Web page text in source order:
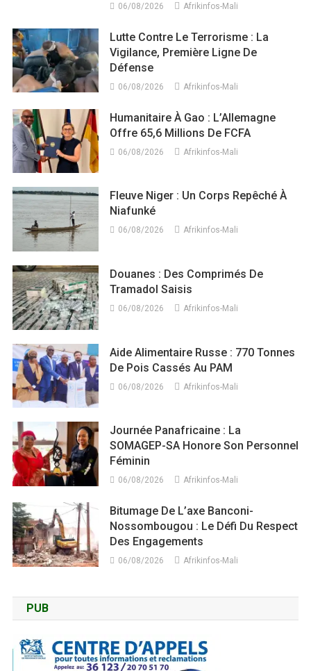
06/08/2026 Afrikinfos-Mali
Lutte Contre Le Terrorisme : La
Vigilance, Première Ligne De
Défense
06/08/2026 Afrikinfos-Mali
Humanitaire À Gao : L’Allemagne
Offre 65,6 Millions De FCFA
06/08/2026 Afrikinfos-Mali
Fleuve Niger : Un Corps Repêché À
Niafunké
06/08/2026 Afrikinfos-Mali
Douanes : Des Comprimés De
Tramadol Saisis
06/08/2026 Afrikinfos-Mali
Aide Alimentaire Russe : 770 Tonnes
De Pois Cassés Au PAM
06/08/2026 Afrikinfos-Mali
Journée Panafricaine : La
SOMAGEP-SA Honore Son Personnel
Féminin
06/08/2026 Afrikinfos-Mali
Bitumage De L’axe Banconi-
Nossombougou : Le Défi Du Respect
Des Engagements
06/08/2026 Afrikinfos-Mali
PUB